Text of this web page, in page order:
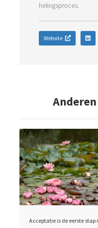
helingsproces.
Website
Acceptatie is de eerste